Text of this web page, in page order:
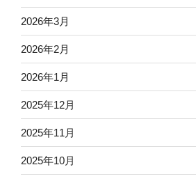
2026年3月
2026年2月
2026年1月
2025年12月
2025年11月
2025年10月